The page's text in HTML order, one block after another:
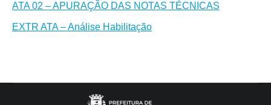
ATA 02 – APURAÇÃO DAS NOTAS TÉCNICAS
EXTR ATA – Análise Habilitação